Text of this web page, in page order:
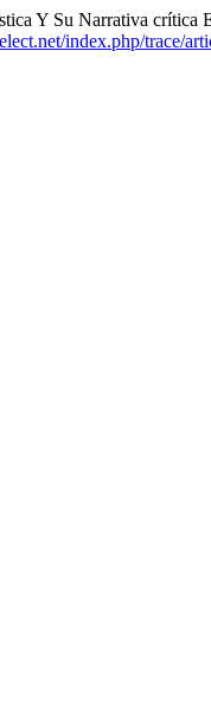
Y Su Narrativa crítica
index.php/trace/